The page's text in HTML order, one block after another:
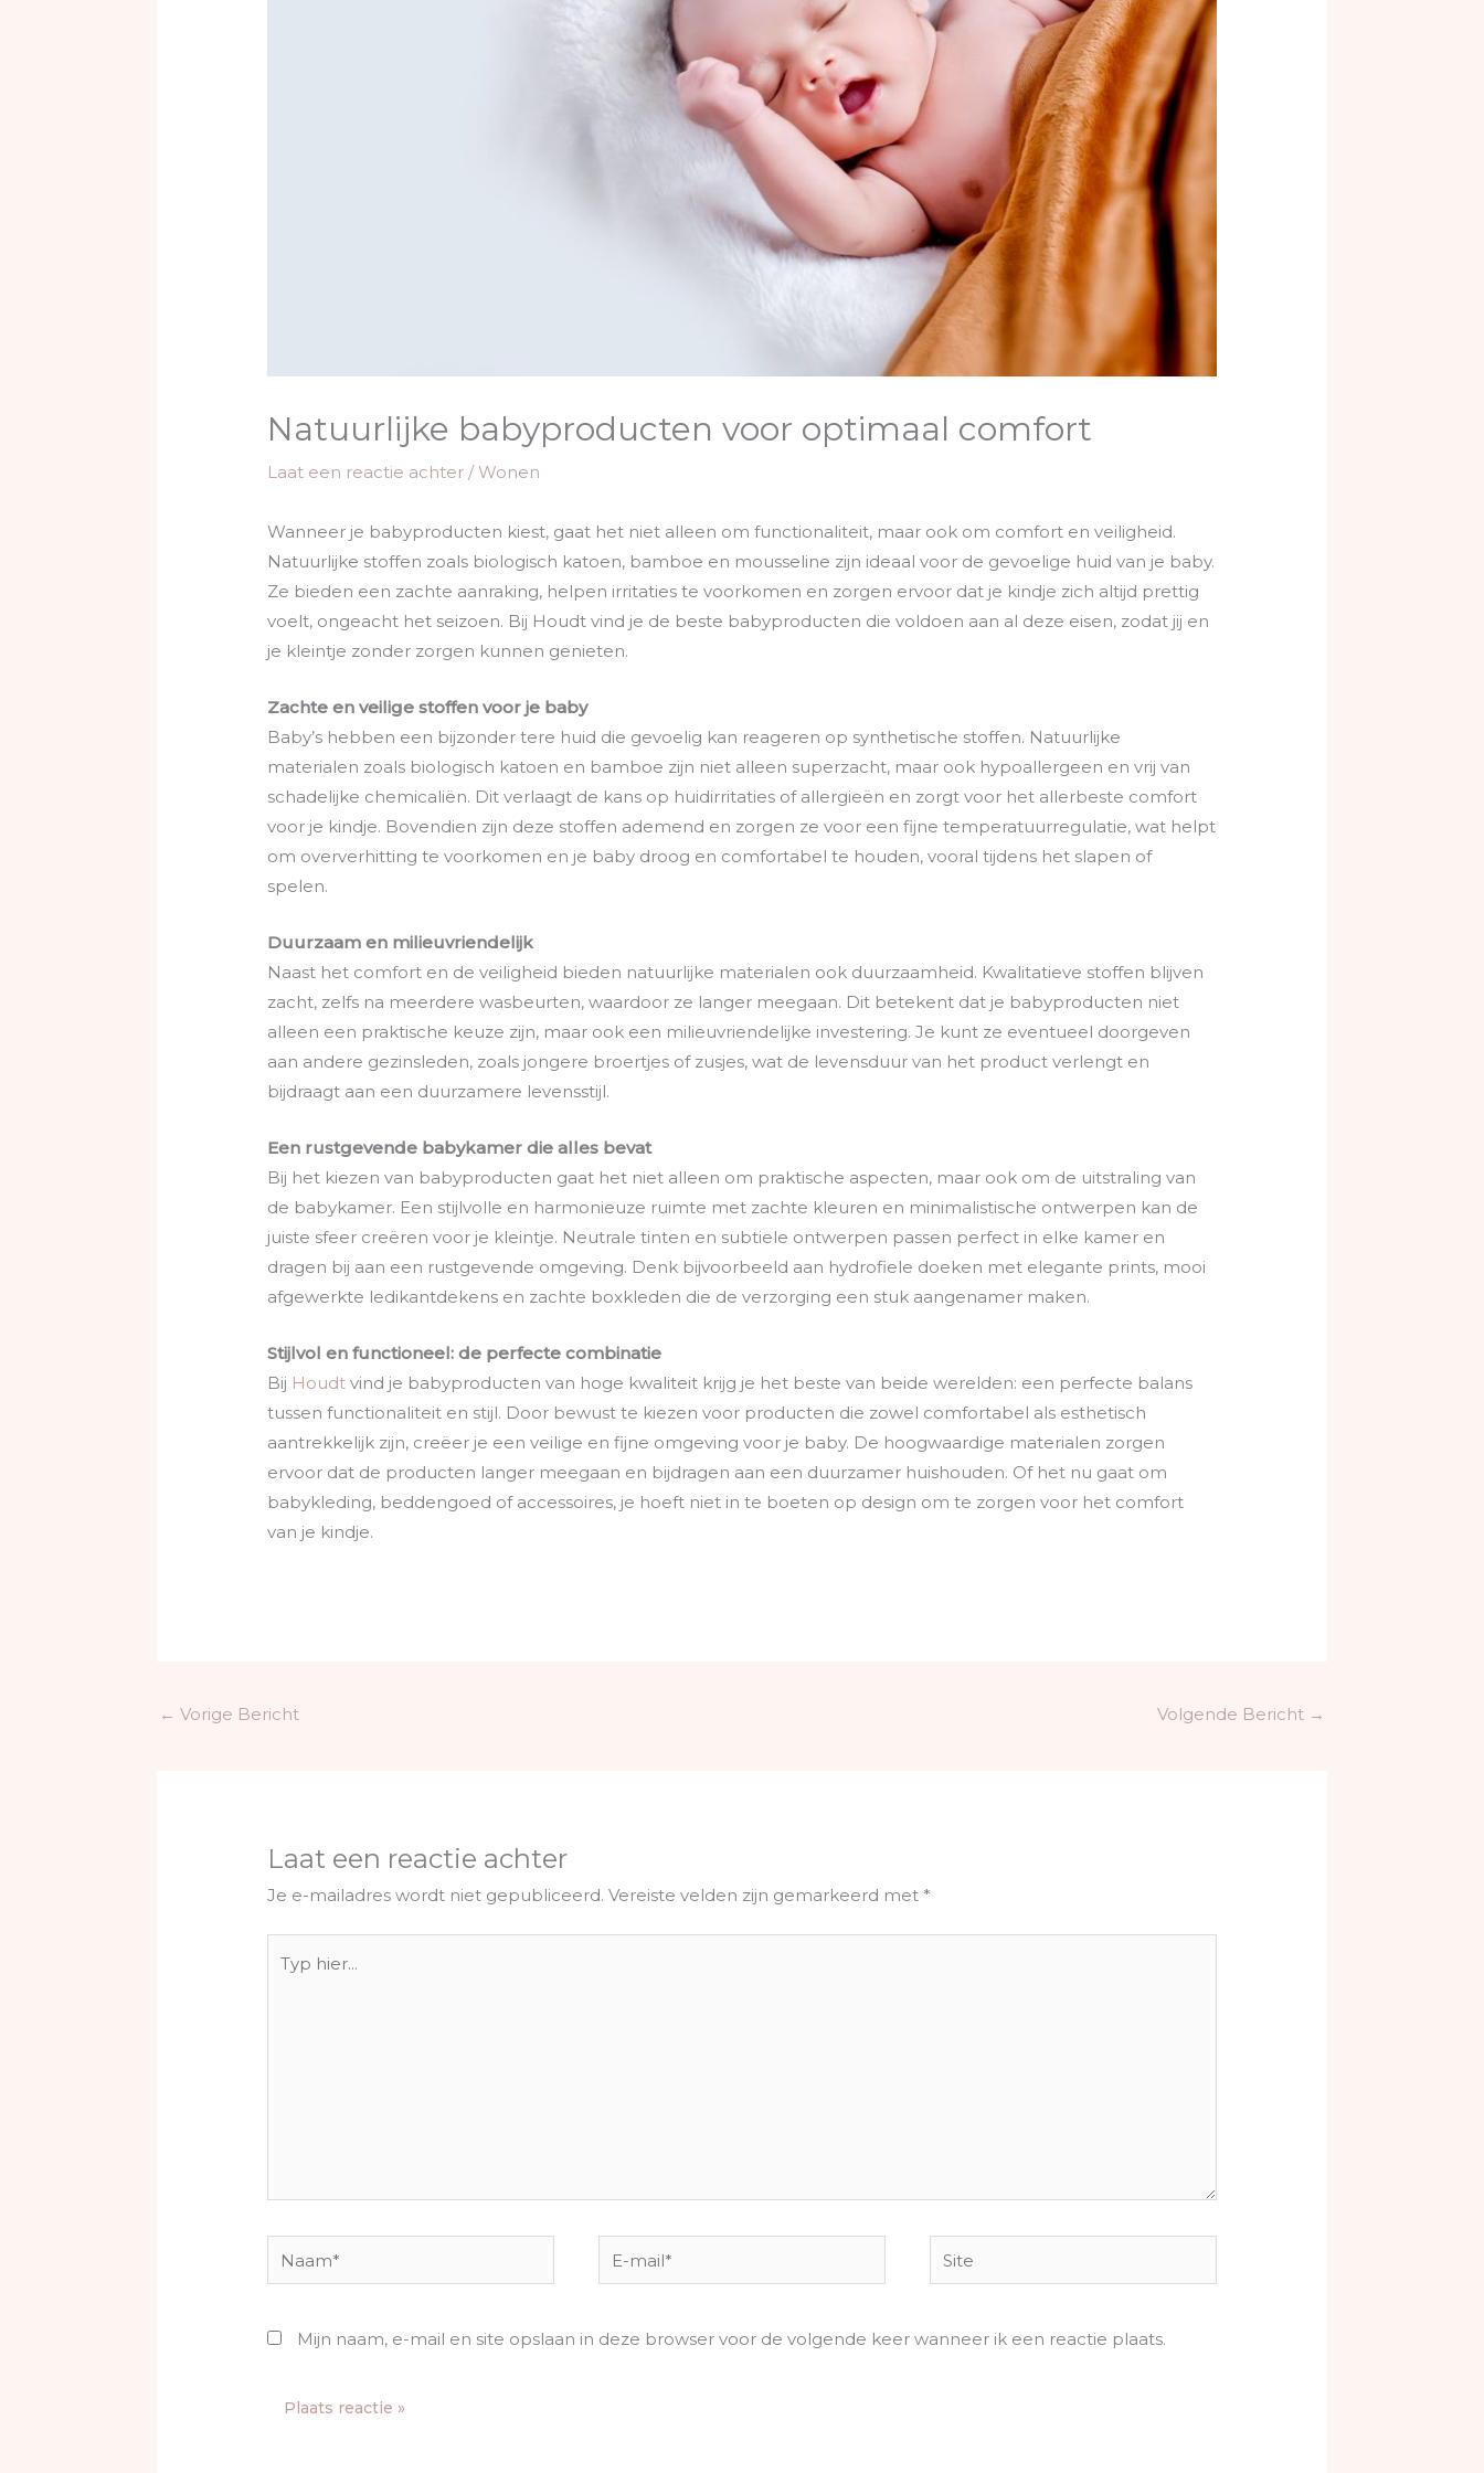
Natuurlijke babyproducten voor optimaal comfort
Laat een reactie achter /Wonen
Wanneer je babyproducten kiest, gaat het niet alleen om functionaliteit, maar ook om comfort en veiligheid.
Natuurlijke stoffen zoals biologisch katoen, bamboe en mousseline zijn ideaal voor de gevoelige huid van je baby.
Ze bieden een zachte aanraking, helpen irritaties te voorkomen en zorgen ervoor dat je kindje zich altijd prettig
voelt, ongeacht het seizoen. Bij Houdt vind je de beste babyproducten die voldoen aan al deze eisen, zodat jij en
je kleintje zonder zorgen kunnen genieten.
Zachte en veilige stoffen voor je baby
Baby’s hebben een bijzonder tere huid die gevoelig kan reageren op synthetische stoffen. Natuurlijke
materialen zoals biologisch katoen en bamboe zijn niet alleen superzacht, maar ook hypoallergeen en vrij van
schadelijke chemicaliën. Dit verlaagt de kans op huidirritaties of allergieën en zorgt voor het allerbeste comfort
voor je kindje. Bovendien zijn deze stoffen ademend en zorgen ze voor een fijne temperatuurregulatie, wat helpt
om oververhitting te voorkomen en je baby droog en comfortabel te houden, vooral tijdens het slapen of
spelen.
Duurzaam en milieuvriendelijk
Naast het comfort en de veiligheid bieden natuurlijke materialen ook duurzaamheid. Kwalitatieve stoffen blijven
zacht, zelfs na meerdere wasbeurten, waardoor ze langer meegaan. Dit betekent dat je babyproducten niet
alleen een praktische keuze zijn, maar ook een milieuvriendelijke investering. Je kunt ze eventueel doorgeven
aan andere gezinsleden, zoals jongere broertjes of zusjes, wat de levensduur van het product verlengt en
bijdraagt aan een duurzamere levensstijl.
Een rustgevende babykamer die alles bevat
Bij het kiezen van babyproducten gaat het niet alleen om praktische aspecten, maar ook om de uitstraling van
de babykamer. Een stijlvolle en harmonieuze ruimte met zachte kleuren en minimalistische ontwerpen kan de
juiste sfeer creëren voor je kleintje. Neutrale tinten en subtiele ontwerpen passen perfect in elke kamer en
dragen bij aan een rustgevende omgeving. Denk bijvoorbeeld aan hydrofiele doeken met elegante prints, mooi
afgewerkte ledikantdekens en zachte boxkleden die de verzorging een stuk aangenamer maken.
Stijlvol en functioneel: de perfecte combinatie
Bij Houdt vind je babyproducten van hoge kwaliteit krijg je het beste van beide werelden: een perfecte balans
tussen functionaliteit en stijl. Door bewust te kiezen voor producten die zowel comfortabel als esthetisch
aantrekkelijk zijn, creëer je een veilige en fijne omgeving voor je baby. De hoogwaardige materialen zorgen
ervoor dat de producten langer meegaan en bijdragen aan een duurzamer huishouden. Of het nu gaat om
babykleding, beddengoed of accessoires, je hoeft niet in te boeten op design om te zorgen voor het comfort
van je kindje.
← Vorige Bericht Volgende Bericht →
Laat een reactie achter
Je e-mailadres wordt niet gepubliceerd. Vereiste velden zijn gemarkeerd met *
hier...
Naam*
E-
mail*
Site
Mijn naam, e-mail en site opslaan in deze browser voor de volgende keer wanneer ik een reactie plaats.